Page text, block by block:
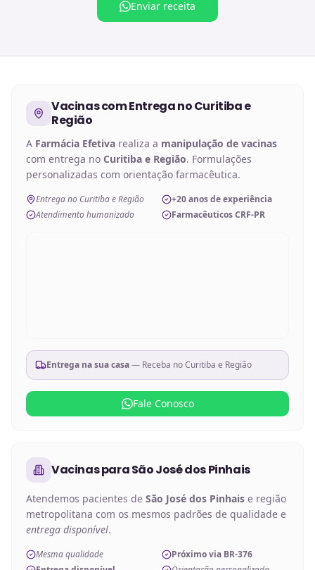
Enviar receita
Vacinascom Entrega noCuritiba e
Região
A Farmácia Efetiva realiza a manipulação de vacinas
com entrega no Curitiba e Região. Formulações
personalizadas com orientação farmacêutica.
Entrega no Curitiba e Região
+20 anos de experiência
Atendimento humanizado
Farmacêuticos CRF-PR
Entrega na sua casa— Receba noCuritiba e Região
Fale Conosco
VacinasparaSão José dos Pinhais
Atendemos pacientes de São José dos Pinhais e região
metropolitana com os mesmos padrões de qualidade e
entrega disponível.
Mesma qualidade
Próximo via BR-376